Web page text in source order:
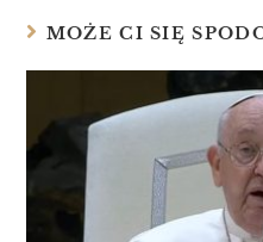
MOŻE CI SIĘ